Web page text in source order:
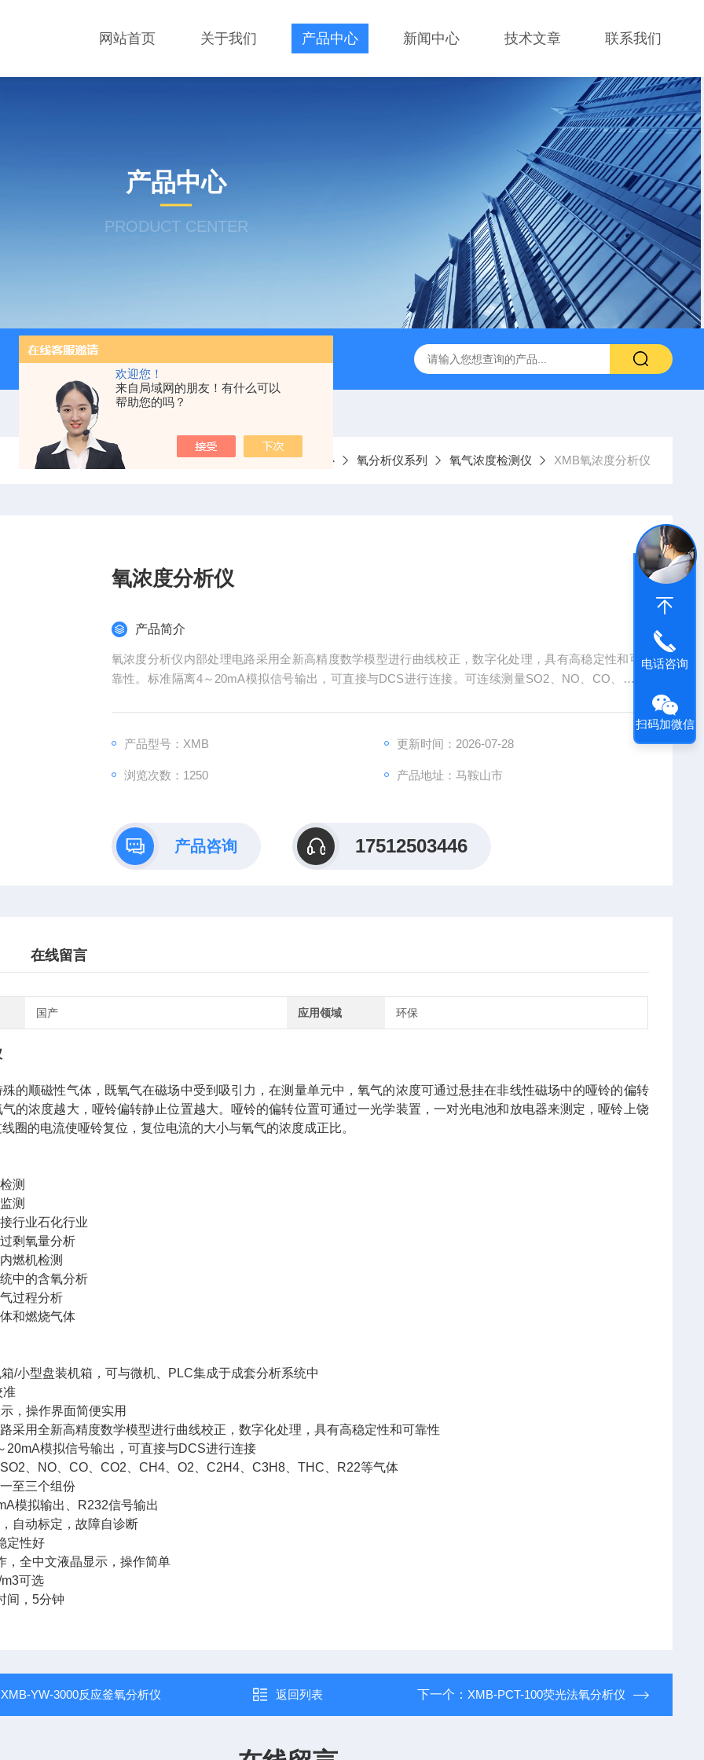
欢迎您！
来自局域网的朋友！有什么可以
帮助您的吗？
网站首页 关于我们 产品中心 新闻中心 技术文章 联系我们
产品中心
PRODUCT CENTER
当前位置： 首页 产品中心 氧分析仪系列 氧气浓度检测仪 XMB氧浓度分析仪
氧浓度分析仪
产品简介
氧浓度分析仪内部处理电路采用全新高精度数学模型进行曲线校正，数字化处理，具有高稳定性和可
靠性。标准隔离4～20mA模拟信号输出，可直接与DCS进行连接。可连续测量SO2、NO、CO、CO
产品型号：XMB 更新时间：2026-07-28
浏览次数：1250 产品地址：马鞍山市
产品咨询 17512503446
在线留言
国产 应用领域 环保
的顺磁性气体，既氧气在磁场中受到吸引力，在测量单元中，氧气的浓度可通过悬挂在非线性磁场中的哑铃的偏转
的浓度越大，哑铃偏转静止位置越大。哑铃的偏转位置可通过一光学装置，一对光电池和放电器来测定，哑铃上饶
圈的电流使哑铃复位，复位电流的大小与氧气的浓度成正比。
测
测
行业石化行业
剩氧量分析
燃机检测
中的含氧分析
过程分析
和燃烧气体
/小型盘装机箱，可与微机、PLC集成于成套分析系统中
准
，操作界面简便实用
采用全新高精度数学模型进行曲线校正，数字化处理，具有高稳定性和可靠性
20mA模拟信号输出，可直接与DCS进行连接
、NO、CO、CO2、CH4、O2、C2H4、C3H8、THC、R22等气体
至三个组份
模拟输出、R232信号输出
自动标定，故障自诊断
定性好
，全中文液晶显示，操作简单
可选
间，5分钟
XMB-YW-3000反应釜氧分析仪 返回列表 下一个： XMB-PCT-100荧光法氧分析仪
电话咨询
扫码加微信